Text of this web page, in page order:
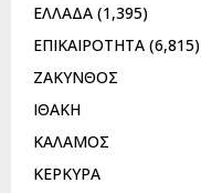
ΕΛΛΑΔΑ (1,395)
ΕΠΙΚΑΙΡΟΤΗΤΑ (6,815)
ΖΑΚΥΝΘΟΣ
ΙΘΑΚΗ
ΚΑΛΑΜΟΣ
ΚΕΡΚΥΡΑ